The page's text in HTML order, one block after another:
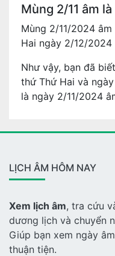
Mùng 2/11 âm
Mùng 2/11/2024
Hai ngày 2/12/2024
Như vậy, bạn đã
thứ Thứ Hai và
là ngày 2/11/2024
LỊCH ÂM HÔM NAY
Xem lịch âm, tra cứu
dương lịch và chuyển
Giúp bạn xem ngày
thuận tiện.